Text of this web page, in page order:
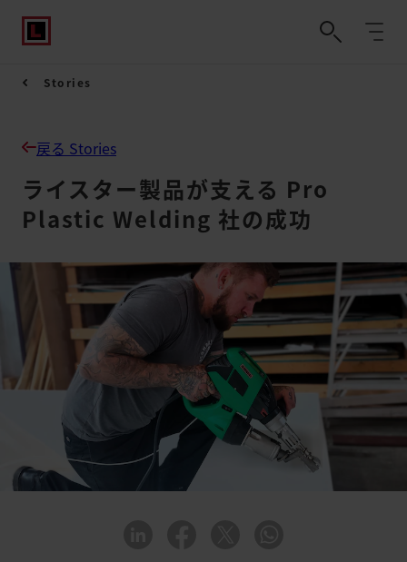
Stories
戻る Stories
ライスター製品が支える Pro
Plastic Welding 社の成功